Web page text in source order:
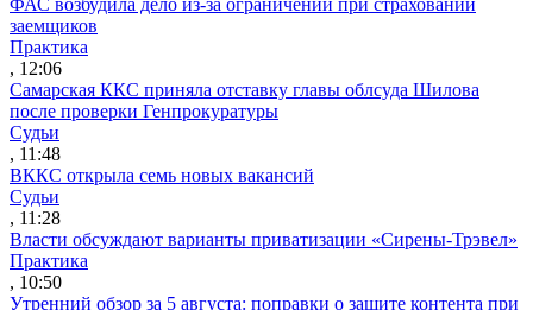
заемщиков
Практика
, 12:06
Самарская ККС приняла отставку главы облсуда Шилова
после проверки Генпрокуратуры
Судьи
, 11:48
ВККС открыла семь новых вакансий
Судьи
, 11:28
Власти обсуждают варианты приватизации «Сирены-Трэвел»
Практика
, 10:50
Утренний обзор за 5 августа: поправки о защите контента при